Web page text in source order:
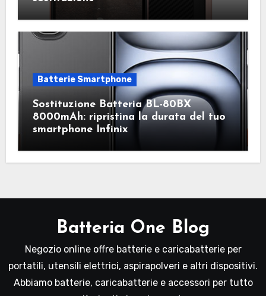
Batterie Smartphone
Sostituzione Batteria BL-80BX
8000mAh: ripristina la durata del tuo
smartphone Infinix
Batteria One Blog
Negozio online offre batterie e caricabatterie per
portatili, utensili elettrici, aspirapolveri e altri dispositivi.
Abbiamo batterie, caricabatterie e accessori per tutto